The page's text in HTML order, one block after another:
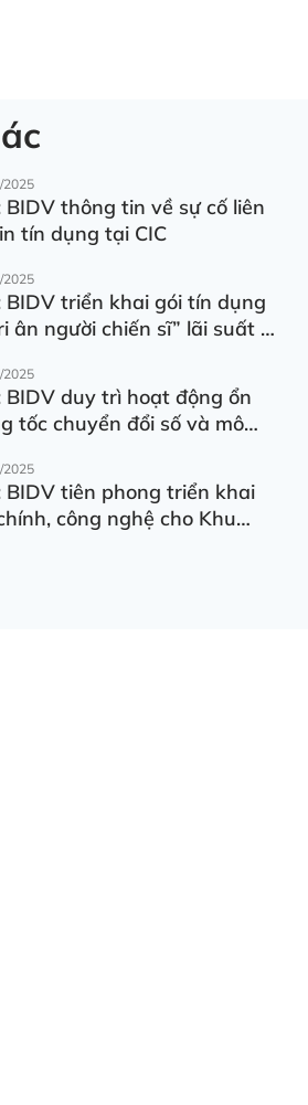
2025
BIDV thông tin về sự cố liên
tín dụng tại CIC
2025
BIDV triển khai gói tín dụng
chiến sĩ” lãi suất ưu
2025
BIDV duy trì hoạt động ổn
tốc chuyển đổi số và mô
2025
BIDV tiên phong triển khai
công nghệ cho Khu